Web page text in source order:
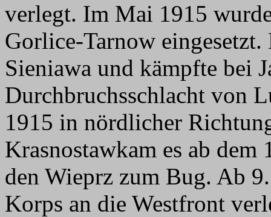
verlegt. Im Mai 1915
Gorlice-Tarnow
Sieniawa und kämpfte bei
Durchbruchsschlacht von
1915 in nördlicher
Krasnostawkam es ab
den Wieprz zum Bug. Ab
Korps an die Westfront